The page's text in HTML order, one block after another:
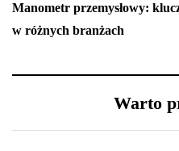
Manometr przemysłowy:
w różnych branżach
Warto